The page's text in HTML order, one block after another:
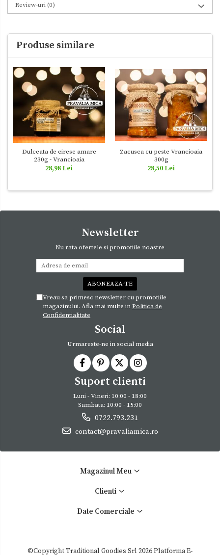
Review-uri(0)
Produse similare
Dulceata de cirese amare
230g - Vrancioaia
28,98 Lei
Zacusca cu peste Vrancioaia
300g
28,50 Lei
Newsletter
Nu rata ofertele si promotiile noastre
Vreau sa primesc newsletter cu promotiile
magazinului. Afla mai multe inPolitica de
Confidentialitate
Social
Urmareste-ne in social media
Suport clienti
Luni - Vineri: 10:00 - 18:00
Sambata: 10:00 - 15:00
0722.793.231
contact@pravaliamica.ro
Magazinul Meu
Clienti
Date Comerciale
©Copyright Traditional Goodies Srl 2026Platforma E-